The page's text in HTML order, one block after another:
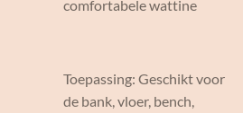
comfortabele wattine
Toepassing: Geschikt voor
de bank, vloer, bench,